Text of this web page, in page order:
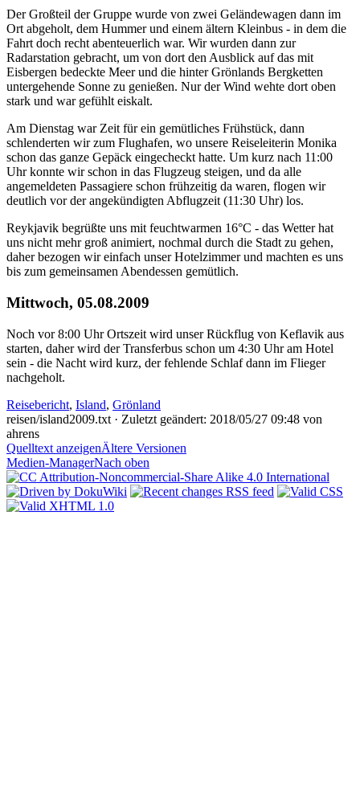
Der Großteil der Gruppe wurde von zwei Geländewagen dann im
Ort abgeholt, dem Hummer und einem ältern Kleinbus - in dem die
Fahrt doch recht abenteuerlich war. Wir wurden dann zur
Radarstation gebracht, um von dort den Ausblick auf das mit
Eisbergen bedeckte Meer und die hinter Grönlands Bergketten
untergehende Sonne zu genießen. Nur der Wind wehte dort oben
stark und war gefühlt eiskalt.
Am Dienstag war Zeit für ein gemütliches Frühstück, dann
schlenderten wir zum Flughafen, wo unsere Reiseleiterin Monika
schon das ganze Gepäck eingecheckt hatte. Um kurz nach 11:00
Uhr konnte wir schon in das Flugzeug steigen, und da alle
angemeldeten Passagiere schon frühzeitig da waren, flogen wir
deutlich vor der angekündigten Abflugzeit (11:30 Uhr) los.
Reykjavik begrüßte uns mit feuchtwarmen 16°C - das Wetter hat
uns nicht mehr groß animiert, nochmal durch die Stadt zu gehen,
daher bezogen wir einfach unser Hotelzimmer und machten es uns
bis zum gemeinsamen Abendessen gemütlich.
Mittwoch, 05.08.2009
Noch vor 8:00 Uhr Ortszeit wird unser Rückflug von Keflavik aus
starten, daher wird der Transferbus schon um 4:30 Uhr am Hotel
sein - die Nacht wird kurz, der fehlende Schlaf dann im Flieger
nachgeholt.
Reisebericht, Island, Grönland
reisen/island2009.txt · Zuletzt geändert: 2018/05/27 09:48 von
ahrens
Quelltext anzeigenÄltere Versionen
Medien-ManagerNach oben